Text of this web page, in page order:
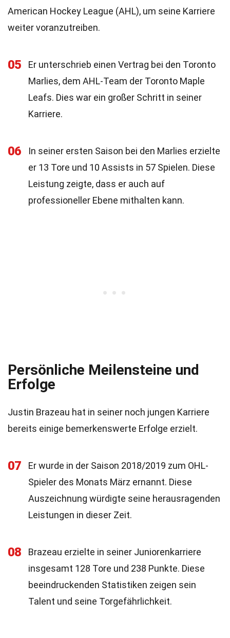
American Hockey League (AHL), um seine Karriere
weiter voranzutreiben.
05
Er unterschrieb einen Vertrag bei den Toronto
Marlies, dem AHL-Team der Toronto Maple
Leafs. Dies war ein großer Schritt in seiner
Karriere.
06
In seiner ersten Saison bei den Marlies erzielte
er 13 Tore und 10 Assists in 57 Spielen. Diese
Leistung zeigte, dass er auch auf
professioneller Ebene mithalten kann.
Persönliche Meilensteine und
Erfolge
Justin Brazeau hat in seiner noch jungen Karriere
bereits einige bemerkenswerte Erfolge erzielt.
07
Er wurde in der Saison 2018/2019 zum OHL-
Spieler des Monats März ernannt. Diese
Auszeichnung würdigte seine herausragenden
Leistungen in dieser Zeit.
08
Brazeau erzielte in seiner Juniorenkarriere
insgesamt 128 Tore und 238 Punkte. Diese
beeindruckenden Statistiken zeigen sein
Talent und seine Torgefährlichkeit.